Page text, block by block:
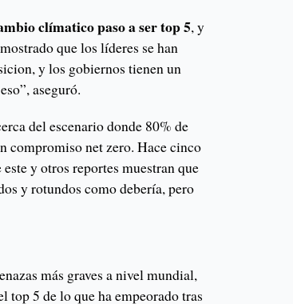
clímatico paso a ser top 5, y
que los líderes se han
y los gobiernos tienen un
aseguró.
del escenario donde 80% de
compromiso net zero. Hace cinco
y otros reportes muestran que
y rotundos como debería, pero
más graves a nivel mundial,
top 5 de lo que ha empeorado tras